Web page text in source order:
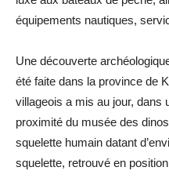
équipements nautiques,
Une découverte
été faite dans la province de
villageois a mis au jour, dans
proximité du musée des
squelette humain datant
squelette, retrouvé en